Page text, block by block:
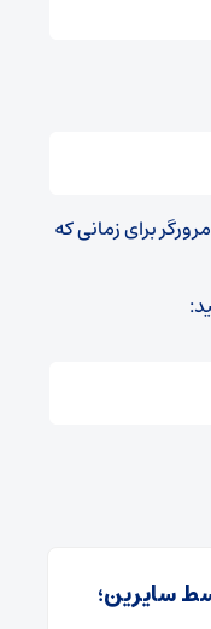
برای زمانی که
سایرین؛